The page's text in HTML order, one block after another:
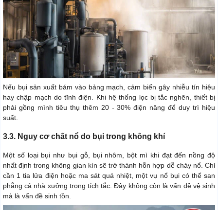
Nếu bụi sản xuất bám vào bảng mạch, cảm biến gây nhiễu tín hiệu
hay chập mạch do tĩnh điện. Khi hệ thống lọc bị tắc nghẽn, thiết bị
phải gồng mình tiêu thụ thêm 20 - 30% điện năng để duy trì hiệu
suất.
3.3. Nguy cơ chất nổ do bụi trong không khí
Một số loại bụi như bụi gỗ, bụi nhôm, bột mì khi đạt đến nồng độ
nhất định trong không gian kín sẽ trở thành hỗn hợp dễ cháy nổ. Chỉ
cần 1 tia lửa điện hoặc ma sát quá nhiệt, một vụ nổ bụi có thể san
phẳng cả nhà xưởng trong tích tắc. Đây không còn là vấn đề vệ sinh
mà là vấn đề sinh tồn.